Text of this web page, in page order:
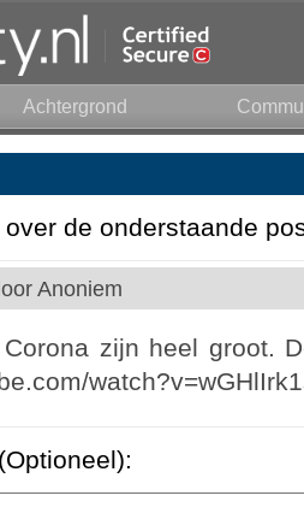
Achtergrond
de onderstaande
Anoniem
zijn heel groot.